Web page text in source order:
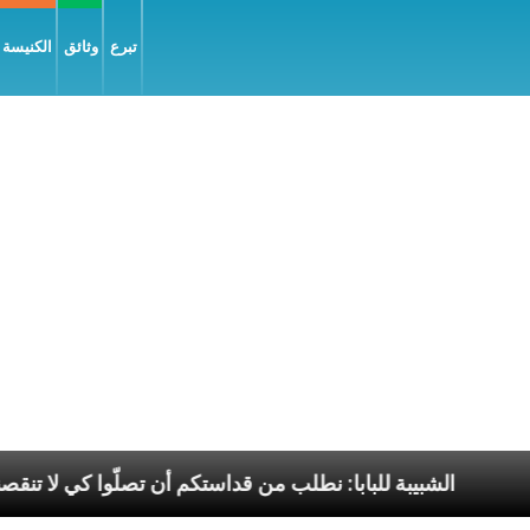
وثائق تبرع
الشبيبة للبابا: نطلب من قداستكم إنجيل السّلام